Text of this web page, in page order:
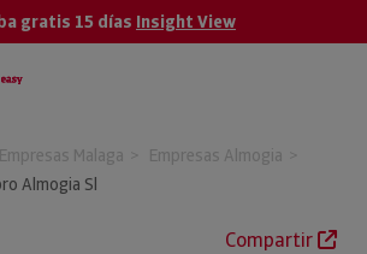
gratis 15 días Insight View
Empresas Malaga
Empresas Almogia
Almogia Sl
Compartir